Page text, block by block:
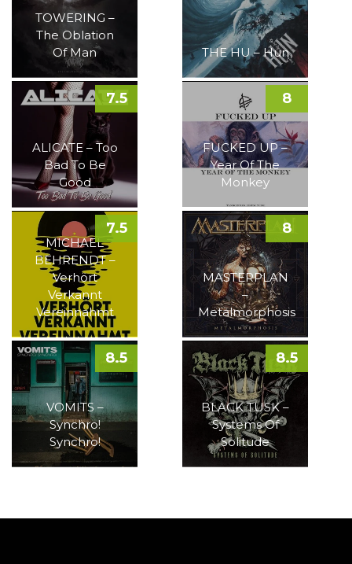
TOWERING –
The Oblation
Of Man
THE HU – Hun
ALICATE – Too
Bad To Be
Good
7.5
FUCKED UP –
Year Of The
Monkey
8
MICHAEL
BEHRENDT –
Verhört
Verkannt
Vereinnahmt
7.5
MASTERPLAN
–
Metalmorphosis
8
VOMITS –
Synchro!
Synchro!
8.5
BLACK TUSK –
Systems Of
Solitude
8.5